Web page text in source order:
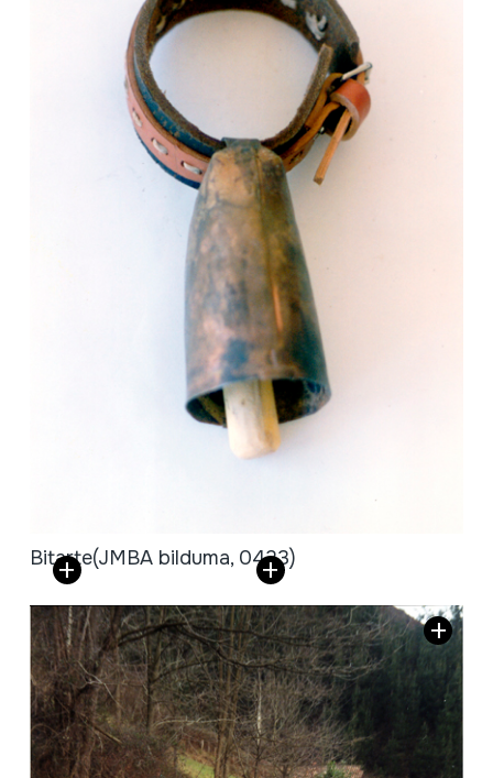
Bitarte(JMBA bilduma, 0423)